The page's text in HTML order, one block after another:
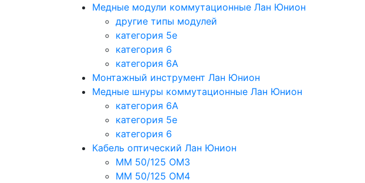
Медные модули коммутационные Лан Юнион
другие типы модулей
категория 5е
категория 6
категория 6A
Монтажный инструмент Лан Юнион
Медные шнуры коммутационные Лан Юнион
категория 6A
категория 5e
категория 6
Кабель оптический Лан Юнион
MM 50/125 OM3
MM 50/125 OM4